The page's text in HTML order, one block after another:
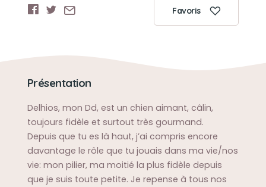
Favoris
Présentation
Delhios, mon Dd, est un chien aimant, câlin,
toujours fidèle et surtout très gourmand.
Depuis que tu es là haut, j’ai compris encore
davantage le rôle que tu jouais dans ma vie/nos
vie: mon pilier, ma moitié la plus fidèle depuis
que je suis toute petite. Je repense à tous nos